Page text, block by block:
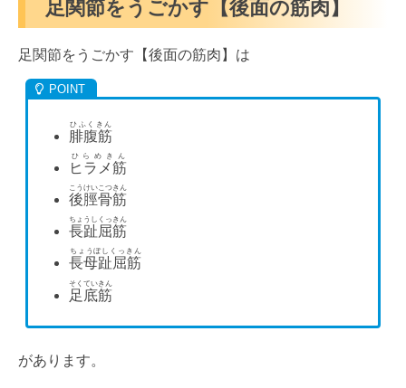
足関節をうごかす【後面の筋肉】
足関節をうごかす【後面の筋肉】は
腓腹筋
ひふくきん
ヒラメ筋
ひらめきん
後脛骨筋
こうけいこつきん
長趾屈筋
ちょうしくっきん
長母趾屈筋
ちょうぼしくっきん
足底筋
そくていきん
があります。